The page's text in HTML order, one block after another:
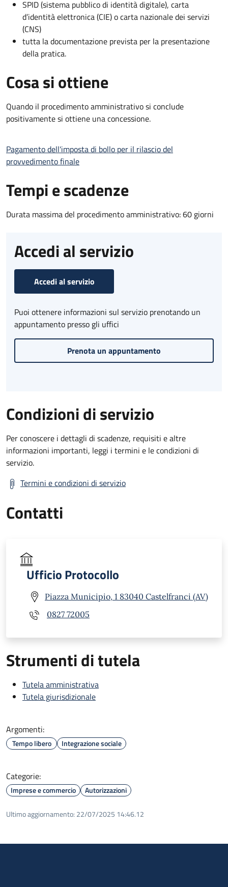
SPID (sistema pubblico di identità digitale), carta
d’identità elettronica (CIE) o carta nazionale dei servizi
(CNS)
tutta la documentazione prevista per la presentazione
della pratica.
Cosa si ottiene
Quando il procedimento amministrativo si conclude
positivamente si ottiene una concessione.
Pagamento dell'imposta di bollo per il rilascio del
provvedimento finale
Tempi e scadenze
Durata massima del procedimento amministrativo: 60 giorni
Accedi al servizio
Accedi al servizio
Puoi ottenere informazioni sul servizio prenotando un
appuntamento presso gli uffici
Prenota un appuntamento
Condizioni di servizio
Per conoscere i dettagli di scadenze, requisiti e altre
informazioni importanti, leggi i termini e le condizioni di
servizio.
Termini e condizioni di servizio
Contatti
Ufficio Protocollo
Piazza Municipio, 1 83040 Castelfranci (AV)
0827 72005
Strumenti di tutela
Tutela amministrativa
Tutela giurisdizionale
Argomenti:
Tempo libero Integrazione sociale
Categorie:
Imprese e commercio Autorizzazioni
Ultimo aggiornamento: 22/07/2025 14:46.12